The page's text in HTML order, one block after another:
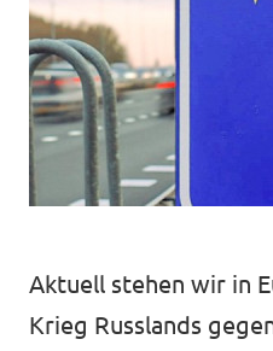
Deine Spende für Volt!
Jobs bei Volt
Transparenz
Datenschutz
Aktuell stehen wir in
Krieg Russlands